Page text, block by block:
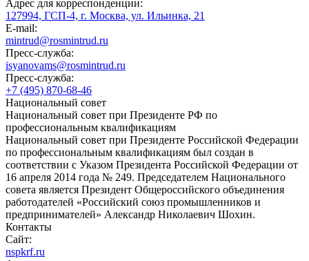
Адрес для корреспонденции:
127994, ГСП-4, г. Москва, ул. Ильинка, 21
E-mail:
mintrud@rosmintrud.ru
Пресс-служба:
isyanovams@rosmintrud.ru
Пресс-служба:
+7 (495) 870-68-46
Национальный совет
Национальный совет при Президенте РФ по
профессиональным квалификациям
Национальный совет при Президенте Российской Федерации
по профессиональным квалификациям был создан в
соответствии с Указом Президента Российской Федерации от
16 апреля 2014 года № 249. Председателем Национального
совета является Президент Общероссийского объединения
работодателей «Российский союз промышленников и
предпринимателей» Александр Николаевич Шохин.
Контакты
Сайт:
nspkrf.ru